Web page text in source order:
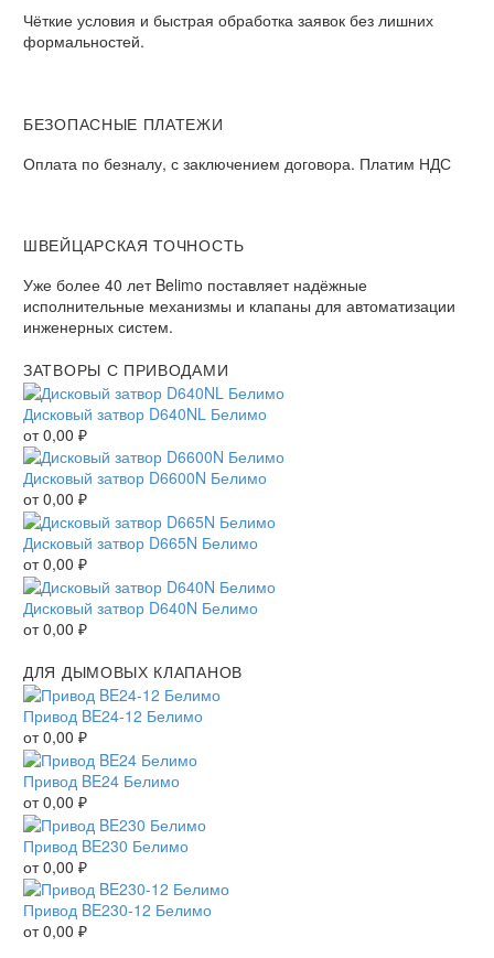
Чёткие условия и быстрая обработка заявок без лишних
формальностей.​
БЕЗОПАСНЫЕ ПЛАТЕЖИ​
Оплата по безналу, с заключением договора. Платим НДС​
ШВЕЙЦАРСКАЯ ТОЧНОСТЬ
Уже более 40 лет Belimo поставляет надёжные
исполнительные механизмы и клапаны для автоматизации
инженерных систем.
ЗАТВОРЫ С ПРИВОДАМИ
Дисковый затвор D640NL Белимо
от0,00 ₽
Дисковый затвор D6600N Белимо
от0,00 ₽
Дисковый затвор D665N Белимо
от0,00 ₽
Дисковый затвор D640N Белимо
от0,00 ₽
ДЛЯ ДЫМОВЫХ КЛАПАНОВ
Привод BE24-12 Белимо
от0,00 ₽
Привод BE24 Белимо
от0,00 ₽
Привод BE230 Белимо
от0,00 ₽
Привод BE230-12 Белимо
от0,00 ₽